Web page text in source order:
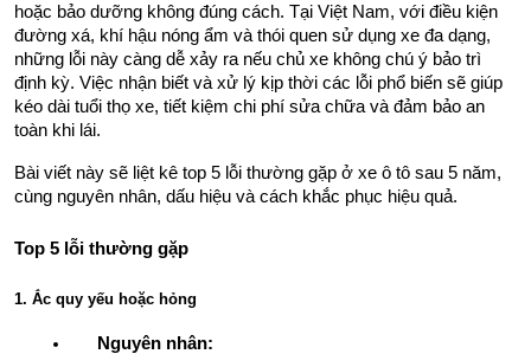
hoặc bảo dưỡng không đúng cách. Tại Việt Nam, với điều kiện
đường xá, khí hậu nóng ẩm và thói quen sử dụng xe đa dạng,
những lỗi này càng dễ xảy ra nếu chủ xe không chú ý bảo trì
định kỳ. Việc nhận biết và xử lý kịp thời các lỗi phổ biến sẽ giúp
kéo dài tuổi thọ xe, tiết kiệm chi phí sửa chữa và đảm bảo an
toàn khi lái.
Bài viết này sẽ liệt kê top 5 lỗi thường gặp ở xe ô tô sau 5 năm,
cùng nguyên nhân, dấu hiệu và cách khắc phục hiệu quả.
Top 5 lỗi thường gặp
1. Ắc quy yếu hoặc hỏng
Nguyên nhân: